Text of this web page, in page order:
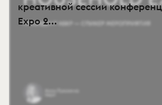
креативной сессии
Expo 2...